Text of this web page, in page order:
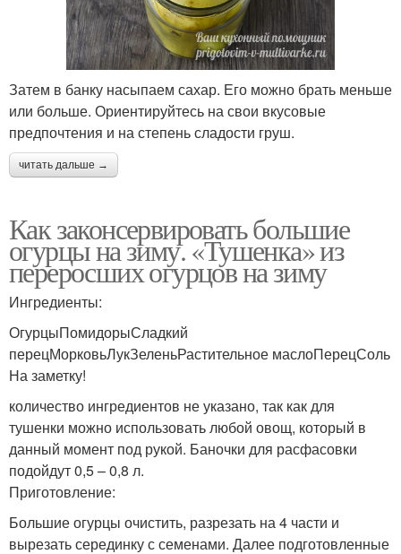
Затем в банку насыпаем сахар. Его можно брать меньше
или больше. Ориентируйтесь на свои вкусовые
предпочтения и на степень сладости груш.
читать дальше →
Как законсервировать большие
огурцы на зиму. «Тушенка» из
переросших огурцов на зиму
Ингредиенты:
ОгурцыПомидорыСладкий
перецМорковьЛукЗеленьРастительное маслоПерецСоль
На заметку!
количество ингредиентов не указано, так как для
тушенки можно использовать любой овощ, который в
данный момент под рукой. Баночки для расфасовки
подойдут 0,5 – 0,8 л.
Приготовление:
Большие огурцы очистить, разрезать на 4 части и
вырезать серединку с семенами. Далее подготовленные